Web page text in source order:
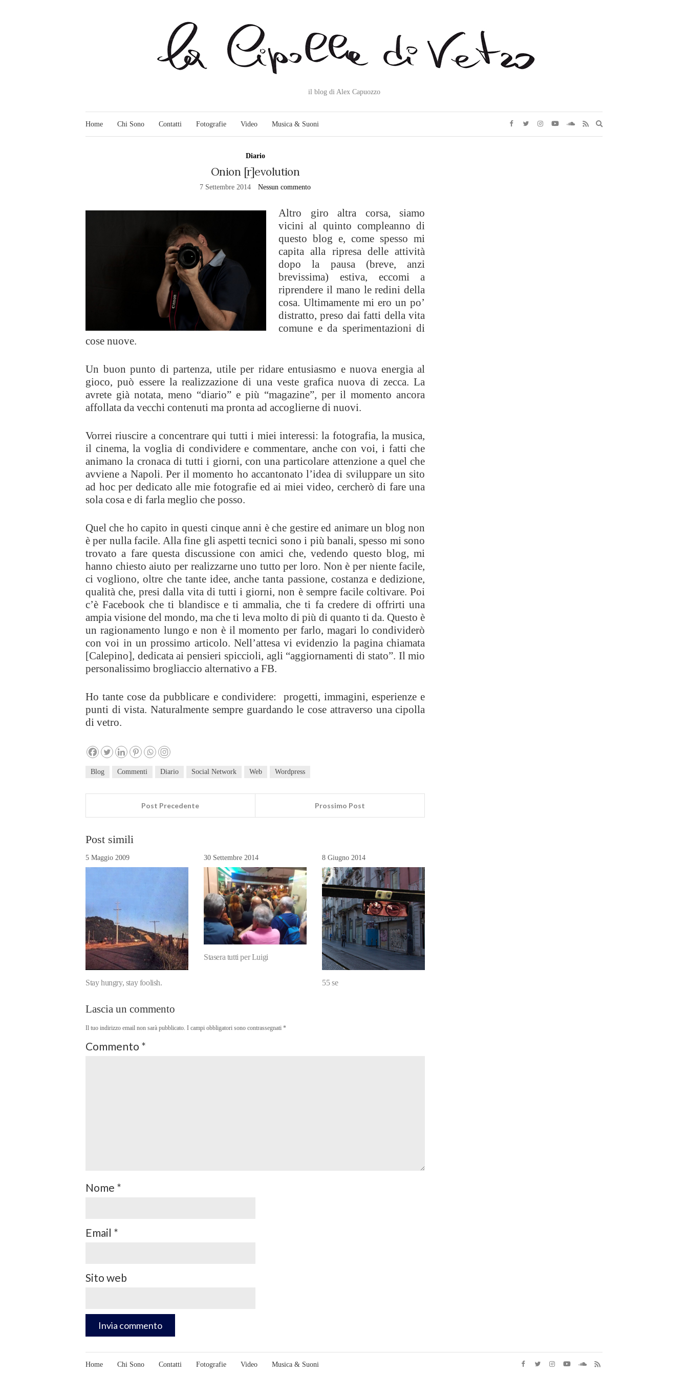
il blog di Alex Capuozzo
Home Chi Sono Contatti Fotografie Video Musica & Suoni
form
Diario
Onion [r]evolution
7 Settembre 2014 Nessun commento
Altro giro altra corsa, siamo
vicini al quinto compleanno di
questo blog e, come spesso mi
capita alla ripresa delle attività
dopo la pausa (breve, anzi
brevissima) estiva, eccomi a
riprendere il mano le redini della
cosa. Ultimamente mi ero un po’
distratto, preso dai fatti della vita
comune e da sperimentazioni di
cose nuove.
Un buon punto di partenza, utile per ridare entusiasmo e nuova energia al
gioco, può essere la realizzazione di una veste grafica nuova di zecca. La
avrete già notata, meno “diario” e più “magazine”, per il momento ancora
affollata da vecchi contenuti ma pronta ad accoglierne di nuovi.
Vorrei riuscire a concentrare qui tutti i miei interessi: la fotografia, la musica,
il cinema, la voglia di condividere e commentare, anche con voi, i fatti che
animano la cronaca di tutti i giorni, con una particolare attenzione a quel che
avviene a Napoli. Per il momento ho accantonato l’idea di sviluppare un sito
ad hoc per dedicato alle mie fotografie ed ai miei video, cercherò di fare una
sola cosa e di farla meglio che posso.
Quel che ho capito in questi cinque anni è che gestire ed animare un blog non
è per nulla facile. Alla fine gli aspetti tecnici sono i più banali, spesso mi sono
trovato a fare questa discussione con amici che, vedendo questo blog, mi
hanno chiesto aiuto per realizzarne uno tutto per loro. Non è per niente facile,
ci vogliono, oltre che tante idee, anche tanta passione, costanza e dedizione,
qualità che, presi dalla vita di tutti i giorni, non è sempre facile coltivare. Poi
c’è Facebook che ti blandisce e ti ammalia, che ti fa credere di offrirti una
ampia visione del mondo, ma che ti leva molto di più di quanto ti da. Questo è
un ragionamento lungo e non è il momento per farlo, magari lo condividerò
con voi in un prossimo articolo. Nell’attesa vi evidenzio la pagina chiamata
[Calepino], dedicata ai pensieri spiccioli, agli “aggiornamenti di stato”. Il mio
personalissimo brogliaccio alternativo a FB.
Ho tante cose da pubblicare e condividere: progetti, immagini, esperienze e
punti di vista. Naturalmente sempre guardando le cose attraverso una cipolla
di vetro.
Blog Commenti Diario Social Network Web Wordpress
Post Precedente Prossimo Post
Post simili
5 Maggio 2009
Stay hungry, stay foolish.
30 Settembre 2014
Stasera tutti per Luigi
8 Giugno 2014
55 se
Lascia un commento
Il tuo indirizzo email non sarà pubblicato. I campi obbligatori sono contrassegnati *
Commento *
Nome *
Email *
Sito web
Home Chi Sono Contatti Fotografie Video Musica & Suoni